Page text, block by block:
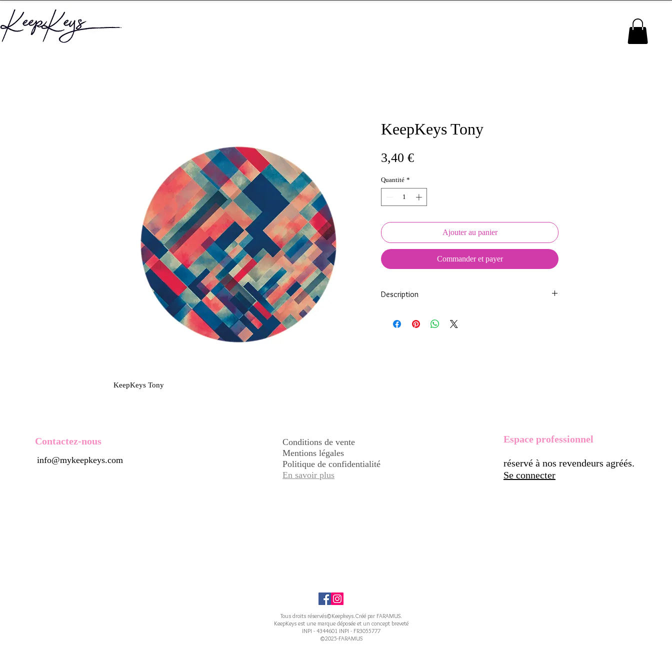
KeepKeys Tony
KeepKeys Tony
3,40 €Prix
Quantité *
Ajouter au panier
Commander et payer
Description
nos soins.
Contactez-nous
info@mykeepkeys.com
Conditions de vente
Mentions légales
Politique de confidentialité
En savoir plus
Espace professionnel
réservé à nos revendeurs agréés.
Se connecter
Tous droits réservés©Keepkeys.Créé par FARAMUS.
KeepKeys est une marque déposée et un concept breveté
INPI - 4344601 INPI - FR3055777
©2025-FARAMUS